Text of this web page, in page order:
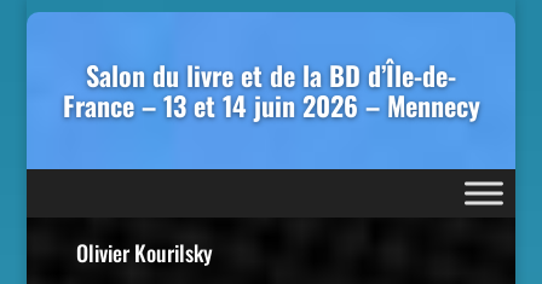
Salon du livre et de la BD d’Île-de-
France – 13 et 14 juin 2026 – Mennecy
Olivier Kourilsky